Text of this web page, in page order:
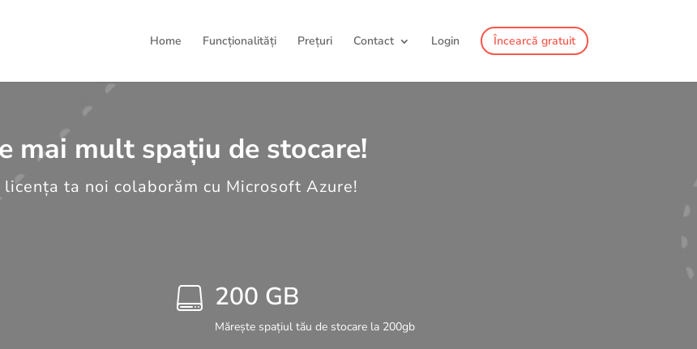
Home Funcționalități Prețuri Contact Login Încearcă gratuit
mai mult spațiu de stocare!
licența ta noi colaborăm cu Microsoft Azure!
 200 GB
Mărește spațiul tău de stocare la 200gb